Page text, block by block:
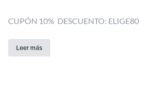
CUPÓN 10% DESCUENTO: ELIGE80
Leer más